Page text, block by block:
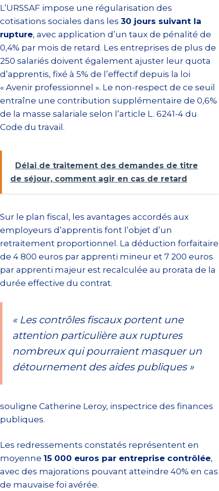
L’URSSAF impose une régularisation des
cotisations sociales dans les 30 jours suivant la
rupture, avec application d’un taux de pénalité de
0,4% par mois de retard. Les entreprises de plus de
250 salariés doivent également ajuster leur quota
d’apprentis, fixé à 5% de l’effectif depuis la loi
« Avenir professionnel ». Le non-respect de ce seuil
entraîne une contribution supplémentaire de 0,6%
de la masse salariale selon l’article L. 6241-4 du
Code du travail.
Délai de traitement des demandes de titre
de séjour, comment agir en cas de retard
Sur le plan fiscal, les avantages accordés aux
employeurs d’apprentis font l’objet d’un
retraitement proportionnel. La déduction forfaitaire
de 4 800 euros par apprenti mineur et 7 200 euros
par apprenti majeur est recalculée au prorata de la
durée effective du contrat.
« Les contrôles fiscaux portent une
attention particulière aux ruptures
nombreux qui pourraient masquer un
détournement des aides publiques »
souligne Catherine Leroy, inspectrice des finances
publiques.
Les redressements constatés représentent en
moyenne 15 000 euros par entreprise contrôlée,
avec des majorations pouvant atteindre 40% en cas
de mauvaise foi avérée.